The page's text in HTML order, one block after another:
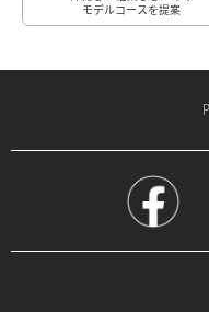
モデルコースを提案